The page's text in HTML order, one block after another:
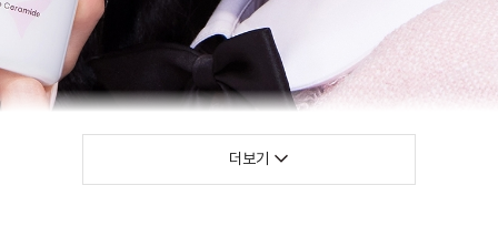
더보기